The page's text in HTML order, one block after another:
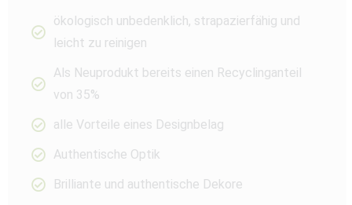
ökologisch unbedenklich, strapazierfähig und
leicht zu reinigen
Als Neuprodukt bereits einen Recyclinganteil
von 35%
alle Vorteile eines Designbelag
Authentische Optik
Brilliante und authentische Dekore